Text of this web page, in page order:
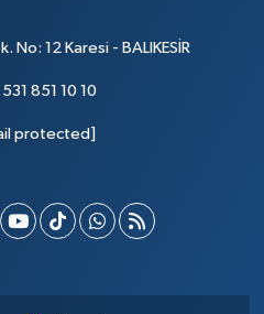
No: 12 Karesi - BALIKESİR
851 10 10
protected]